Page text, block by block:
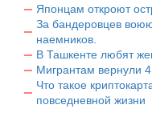
Японцам откроют
За бандеровцев
наемников.
В Ташкенте любят
Мигрантам вернули
Что такое
повседневной жизни